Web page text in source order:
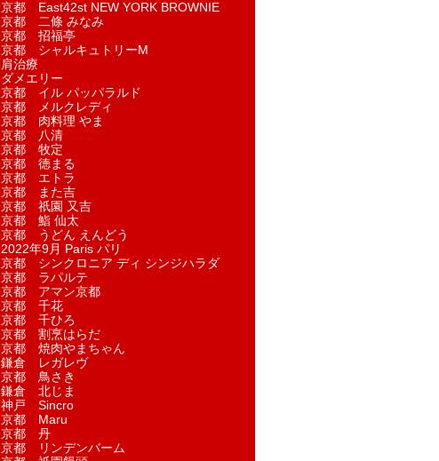
京都 East42st NEW YORK BROWNIE
京都 二條 みなみ
京都 招福亭
京都 シャルキュトリーM
肩治療
ダメエリー
京都 イル パッパラルド
京都 メルクレディ
京都 肉料理 やま
京都 八清
京都 牧定
京都 徳まる
京都 エトラ
京都 また吉
京都 祇園 又吉
京都 鮨 仙太
京都 うどん えんどう
2022年9月 Paris パリ
京都 シンクロニア ディ シンジハラダ
京都 ラパルテ
京都 アマン京都
京都 千花
京都 千ひろ
京都 割烹はらだ
京都 焼肉やまちゃん
鎌倉 レガレヴ
京都 鳥さき
鎌倉 北じま
神戸 Sincro
京都 Maru
京都 丹
京都 リンデンバーム